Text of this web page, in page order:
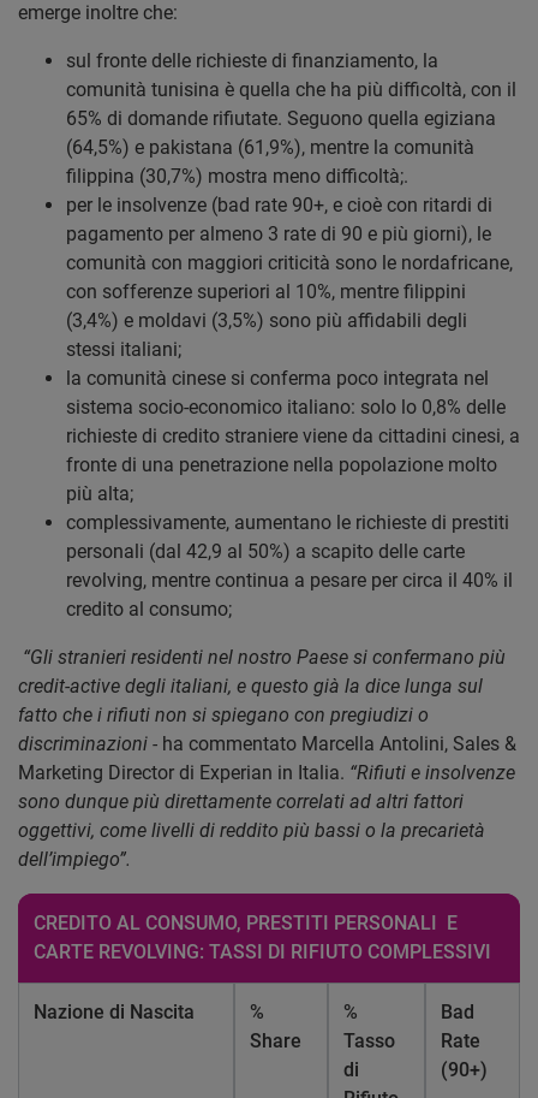
emerge inoltre che:
sul fronte delle richieste di finanziamento, la
comunità tunisina è quella che ha più difficoltà, con il
65% di domande rifiutate. Seguono quella egiziana
(64,5%) e pakistana (61,9%), mentre la comunità
filippina (30,7%) mostra meno difficoltà;.
per le insolvenze (bad rate 90+, e cioè con ritardi di
pagamento per almeno 3 rate di 90 e più giorni), le
comunità con maggiori criticità sono le nordafricane,
con sofferenze superiori al 10%, mentre filippini
(3,4%) e moldavi (3,5%) sono più affidabili degli
stessi italiani;
la comunità cinese si conferma poco integrata nel
sistema socio-economico italiano: solo lo 0,8% delle
richieste di credito straniere viene da cittadini cinesi, a
fronte di una penetrazione nella popolazione molto
più alta;
complessivamente, aumentano le richieste di prestiti
personali (dal 42,9 al 50%) a scapito delle carte
revolving, mentre continua a pesare per circa il 40% il
credito al consumo;
“Gli stranieri residenti nel nostro Paese si confermano più
credit-active degli italiani, e questo già la dice lunga sul
fatto che i rifiuti non si spiegano con pregiudizi o
discriminazioni - ha commentato Marcella Antolini, Sales &
Marketing Director di Experian in Italia. “Rifiuti e insolvenze
sono dunque più direttamente correlati ad altri fattori
oggettivi, come livelli di reddito più bassi o la precarietà
dell’impiego”.
CREDITO AL CONSUMO, PRESTITI PERSONALI E
CARTE REVOLVING: TASSI DI RIFIUTO COMPLESSIVI
Nazione di Nascita
%
Share
%
Tasso
di
Bad
Rate
(90+)